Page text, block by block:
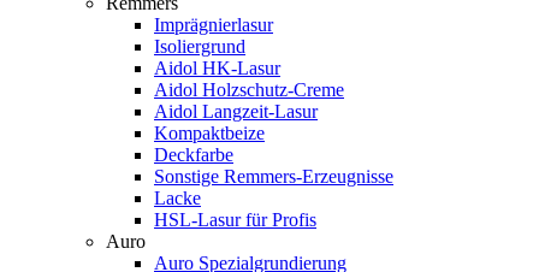
Imprägnierlasur
Isoliergrund
Aidol HK-Lasur
Aidol Holzschutz-Creme
Aidol Langzeit-Lasur
Kompaktbeize
Deckfarbe
Sonstige Remmers-Erzeugnisse
Lacke
HSL-Lasur für Profis
Auro
Auro Spezialgrundierung